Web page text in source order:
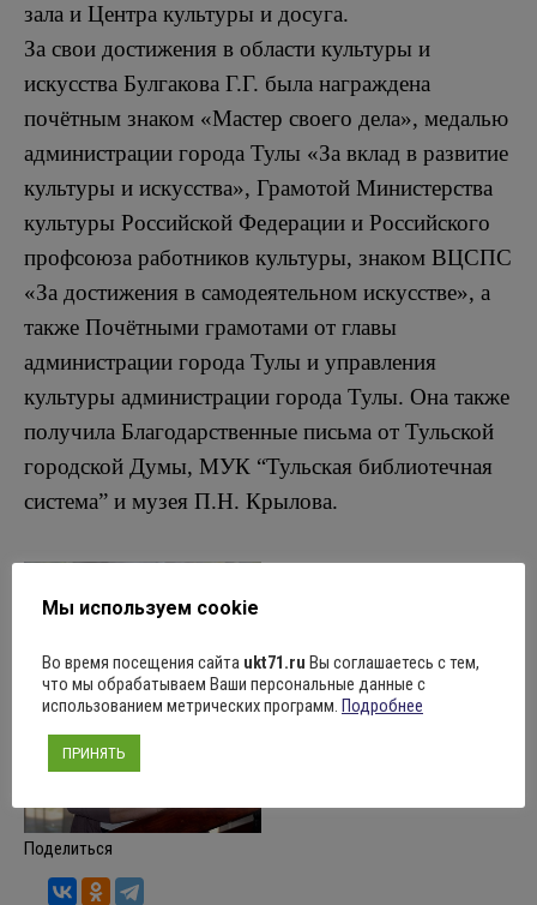
зала и Центра культуры и досуга.
За свои достижения в области культуры и
искусства Булгакова Г.Г. была награждена
почётным знаком «Мастер своего дела», медалью
администрации города Тулы «За вклад в развитие
культуры и искусства», Грамотой Министерства
культуры Российской Федерации и Российского
профсоюза работников культуры, знаком ВЦСПС
«За достижения в самодеятельном искусстве», а
также Почётными грамотами от главы
администрации города Тулы и управления
культуры администрации города Тулы. Она также
получила Благодарственные письма от Тульской
городской Думы, МУК “Тульская библиотечная
система” и музея П.Н. Крылова.
Поделиться
Мы используем cookie
Во время посещения сайта ukt71.ru Вы соглашаетесь с тем,
что мы обрабатываем Ваши персональные данные с
использованием метрических программ. Подробнее
ПРИНЯТЬ